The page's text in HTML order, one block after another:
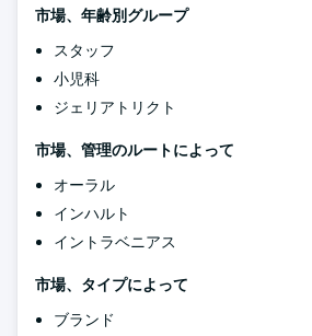
市場、年齢別グループ
スタッフ
小児科
ジェリアトリクト
市場、管理のルートによって
オーラル
インハルト
イントラベニアス
市場、タイプによって
ブランド